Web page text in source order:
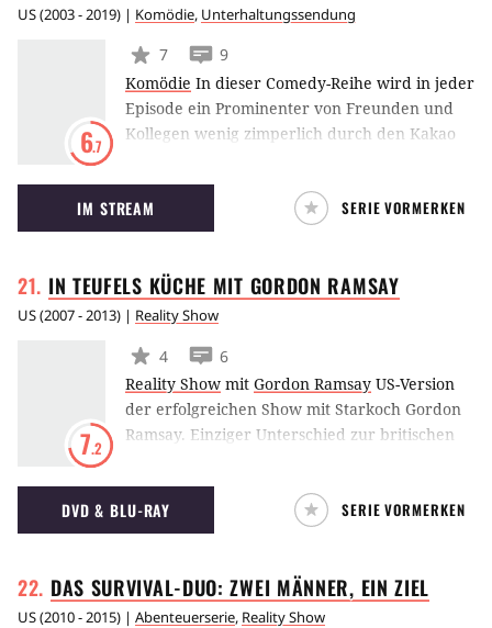
US(2003 - 2019) | Komödie, Unterhaltungssendung
6.7
7
9
Komödie In dieser Comedy-Reihe wird in jeder
Episode ein Prominenter von Freunden und
Kollegen wenig zimperlich durch den Kakao
Comedy Central die "Roasts" des New York
Friars' Club, ab 2003 begann der Sender,
eigene Folgen in gleichem Stil zu machen.
Shatner und David Hasselhoff ordentlich
vorgeführt.
IM STREAM SERIE VORMERKEN
IN TEUFELS KÜCHE MIT GORDON RAMSAY
US(2007 - 2013) | Reality Show
7.2
4
6
Reality Show mit Gordon Ramsay US-Version
der erfolgreichen Show mit Starkoch Gordon
Ramsay. Einziger Unterschied zur britischen
Restaurants in den Vereinigten Staaten und
nicht in Großbritannien. Seine Ansprachen
sind aber auch im Land der Burger und Hot
DVD & BLU-RAY SERIE VORMERKEN
DAS SURVIVAL-DUO: ZWEI MÄNNER, EINZIEL
US(2010 - 2015) | Abenteuerserie, Reality Show